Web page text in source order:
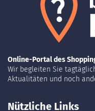
Online-Portal des
Wir begleiten Sie
Aktualitäten und noch
Nützliche Links